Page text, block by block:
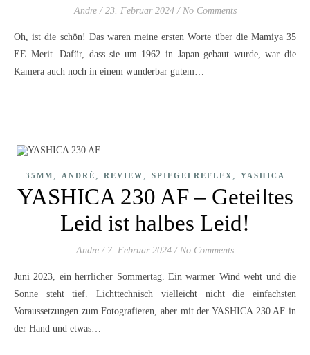
Andre / 23. Februar 2024 / No Comments
Oh, ist die schön! Das waren meine ersten Worte über die Mamiya 35
EE Merit. Dafür, dass sie um 1962 in Japan gebaut wurde, war die
Kamera auch noch in einem wunderbar gutem…
35MM , ANDRÉ , REVIEW , SPIEGELREFLEX , YASHICA
YASHICA 230 AF – Geteiltes
Leid ist halbes Leid!
Andre / 7. Februar 2024 / No Comments
Juni 2023, ein herrlicher Sommertag. Ein warmer Wind weht und die
Sonne steht tief. Lichttechnisch vielleicht nicht die einfachsten
Voraussetzungen zum Fotografieren, aber mit der YASHICA 230 AF in
der Hand und etwas…